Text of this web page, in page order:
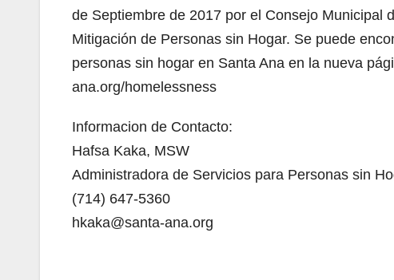
de Septiembre de 2017 por el Consejo Municipal
Mitigación de Personas sin Hogar. Se puede
personas sin hogar en Santa Ana en la nueva
ana.org/homelessness
Informacion de Contacto:
Hafsa Kaka, MSW
Administradora de Servicios para Personas sin
(714) 647-5360
hkaka@santa-ana.org